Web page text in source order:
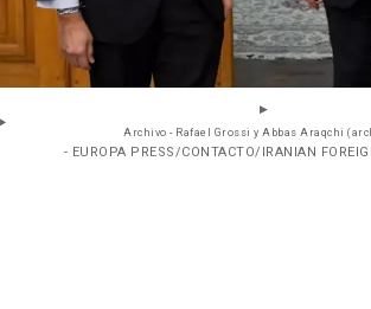
Archivo - Rafael Grossi y Abbas Araqchi
- EUROPA PRESS/CONTACTO/IRANIAN